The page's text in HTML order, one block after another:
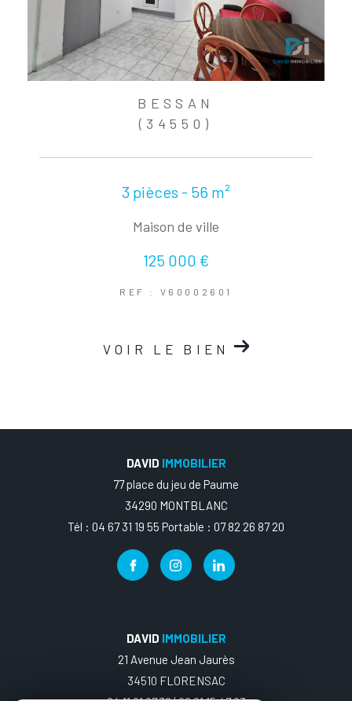
BESSAN
(34550)
3 pièces - 56 m²
Maison de ville
125 000 €
REF : V60002601
VOIR LE BIEN
DAVID IMMOBILIER
77 place du jeu de Paume
34290 MONTBLANC
Tél : 04 67 31 19 55 Portable : 07 82 26 87 20
DAVID IMMOBILIER
21 Avenue Jean Jaurès
34510 FLORENSAC